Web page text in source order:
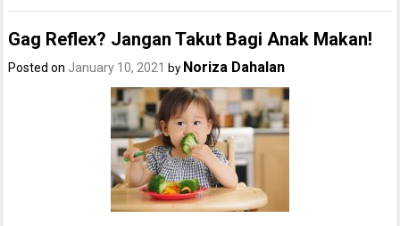
Gag Reflex? Jangan Takut Bagi Anak Makan!
Posted on January 10, 2021 by Noriza Dahalan